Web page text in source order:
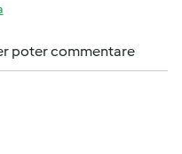
poter commentare